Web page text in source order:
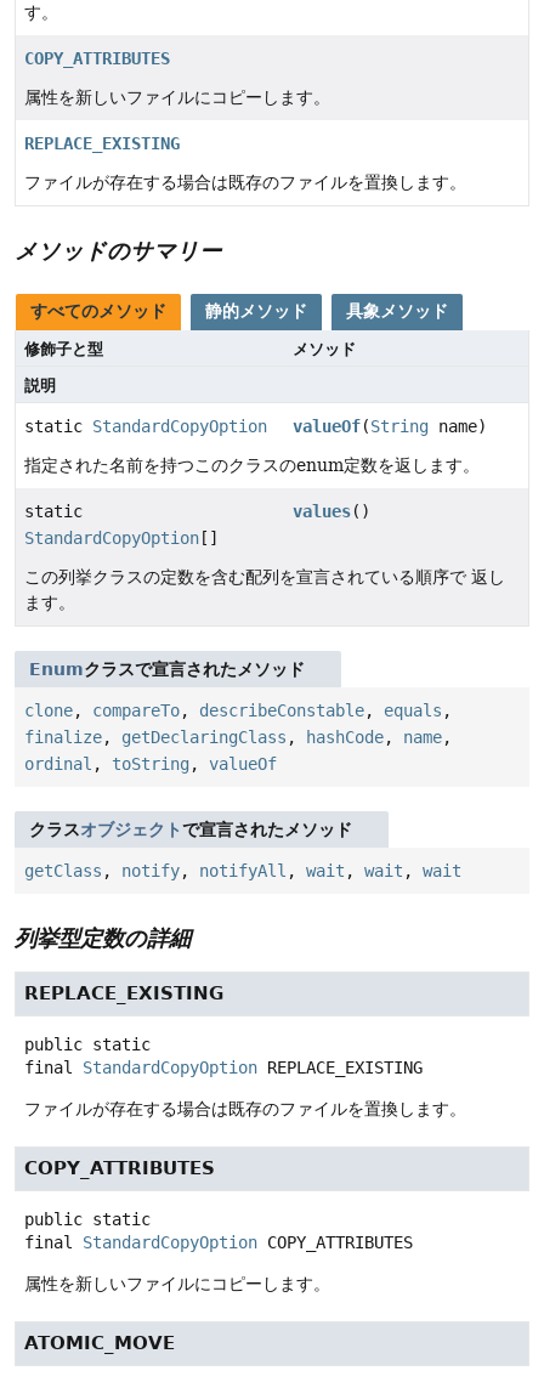
す。
COPY_ATTRIBUTES
属性を新しいファイルにコピーします。
REPLACE_EXISTING
ファイルが存在する場合は既存のファイルを置換します。
メソッドのサマリー
すべてのメソッド 静的メソッド 具象メソッド
修飾子と型
メソッド
説明
static StandardCopyOption valueOf(String name)
指定された名前を持つこのクラスのenum定数を返します。
static
StandardCopyOption []
values()
この列挙クラスの定数を含む配列を宣言されている順序で 返し
ます。
Enumクラスで宣言されたメソッド
clone, compareTo, describeConstable, equals ,
finalize, getDeclaringClass , hashCode, name,
ordinal , toString , valueOf
クラスオブジェクトで宣言されたメソッド
getClass , notify, notifyAll , wait , wait , wait
列挙型定数の詳細
REPLACE_EXISTING
public static
final
StandardCopyOption REPLACE_EXISTING
ファイルが存在する場合は既存のファイルを置換します。
COPY_ATTRIBUTES
public static
final
StandardCopyOption COPY_ATTRIBUTES
属性を新しいファイルにコピーします。
ATOMIC_MOVE